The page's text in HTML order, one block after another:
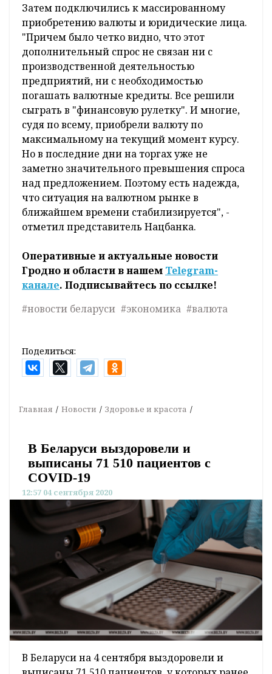
Затем подключились к массированному
приобретению валюты и юридические лица.
"Причем было четко видно, что этот
дополнительный спрос не связан ни с
производственной деятельностью
предприятий, ни с необходимостью
погашать валютные кредиты. Все решили
сыграть в "финансовую рулетку". И многие,
судя по всему, приобрели валюту по
максимальному на текущий момент курсу.
Но в последние дни на торгах уже не
заметно значительного превышения спроса
над предложением. Поэтому есть надежда,
что ситуация на валютном рынке в
ближайшем времени стабилизируется", -
отметил представитель Нацбанка.
Оперативные и актуальные новости
Гродно и области в нашем Telegram-
канале. Подписывайтесь по ссылке!
#новости беларуси #экономика #валюта
Поделиться:
Главная Новости Здоровье и красота
В Беларуси выздоровели и
выписаны 71 510 пациентов с
COVID-19
12:57 04 сентября 2020
В Беларуси на 4 сентября выздоровели и